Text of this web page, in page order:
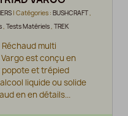
| Catégories : BUSHCRAFT,
, Tests Matériels, TREK
Réchaud multi
est conçu en
et trépied
liquide ou solide
en en détails...